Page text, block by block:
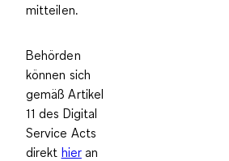
mitteilen.
Behörden
können sich
gemäß Artikel
11 des Digital
Service Acts
direkt hieran